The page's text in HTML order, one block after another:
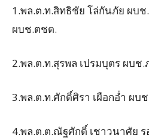
1.พล.ต.ท.สิทธิชัย โล่กันภัย ผบช
ผบช.ตชด.
2.พล.ต.ท.สุรพล เปรมบุตร ผบช
3.พล.ต.ท.ศักดิ์ศิรา เผือกอ่ำ ผบ
4.พล.ต.ต.ณัฐศักดิ์ เชาวนาศัย ร